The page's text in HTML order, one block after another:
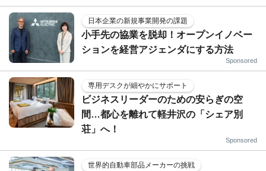
日本企業の新規事業開発の課題
小手先の協業を脱却！オープンイノベー
ションを経営アジェンダにする方法
Sponsored
専用デスクが細やかにサポート
ビジネスリーダーのための安らぎの空
間…都心を離れて軽井沢の「シェア別
荘」へ！
Sponsored
世界的自動車部品メーカーの挑戦